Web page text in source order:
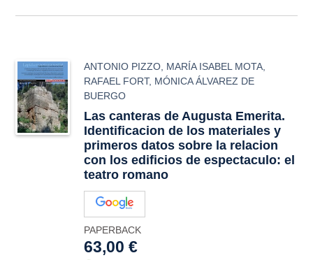
ANTONIO PIZZO MARÍA ISABEL MOTA
RAFAEL FORT, MÓNICA ÁLVAREZ DE
BUERGO
Las canteras de Augusta Emerita.
Identificacion de los materiales y
primeros datos sobre la relacion
con los edificios de espectaculo: el
teatro romano
PAPERBACK
63,00 €